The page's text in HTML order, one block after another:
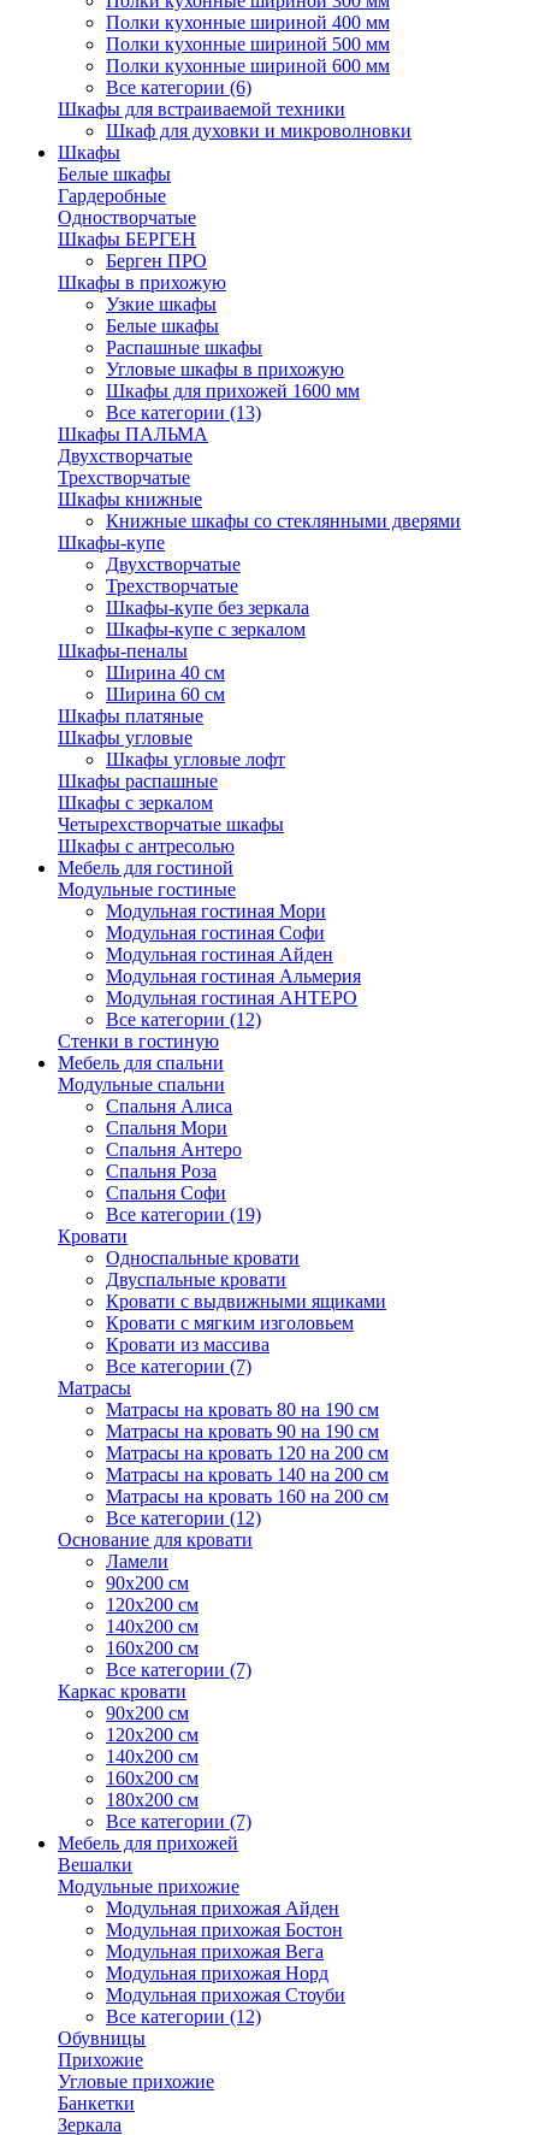
Полки кухонные шириной 400 мм
Полки кухонные шириной 500 мм
Полки кухонные шириной 600 мм
Все категории (6)
Шкафы для встраиваемой техники
Шкаф для духовки и микроволновки
Шкафы
Белые шкафы
Гардеробные
Одностворчатые
Шкафы БЕРГЕН
Берген ПРО
Шкафы в прихожую
Узкие шкафы
Белые шкафы
Распашные шкафы
Угловые шкафы в прихожую
Шкафы для прихожей 1600 мм
Все категории (13)
Шкафы ПАЛЬМА
Двухстворчатые
Трехстворчатые
Шкафы книжные
Книжные шкафы со стеклянными дверями
Шкафы-купе
Двухстворчатые
Трехстворчатые
Шкафы-купе без зеркала
Шкафы-купе с зеркалом
Шкафы-пеналы
Ширина 40 см
Ширина 60 см
Шкафы платяные
Шкафы угловые
Шкафы угловые лофт
Шкафы распашные
Шкафы с зеркалом
Четырехстворчатые шкафы
Шкафы с антресолью
Мебель для гостиной
Модульные гостиные
Модульная гостиная Мори
Модульная гостиная Софи
Модульная гостиная Айден
Модульная гостиная Альмерия
Модульная гостиная АНТЕРО
Все категории (12)
Стенки в гостиную
Мебель для спальни
Модульные спальни
Спальня Алиса
Спальня Мори
Спальня Антеро
Спальня Роза
Спальня Софи
Все категории (19)
Кровати
Односпальные кровати
Двуспальные кровати
Кровати с выдвижными ящиками
Кровати с мягким изголовьем
Кровати из массива
Все категории (7)
Матрасы
Матрасы на кровать 80 на 190 см
Матрасы на кровать 90 на 190 см
Матрасы на кровать 120 на 200 см
Матрасы на кровать 140 на 200 см
Матрасы на кровать 160 на 200 см
Все категории (12)
Основание для кровати
Ламели
90х200 см
120х200 см
140х200 см
160х200 см
Все категории (7)
Каркас кровати
90х200 см
120х200 см
140х200 см
160х200 см
180х200 см
Все категории (7)
Мебель для прихожей
Вешалки
Модульные прихожие
Модульная прихожая Айден
Модульная прихожая Бостон
Модульная прихожая Вега
Модульная прихожая Норд
Модульная прихожая Стоуби
Все категории (12)
Обувницы
Прихожие
Угловые прихожие
Банкетки
Зеркала